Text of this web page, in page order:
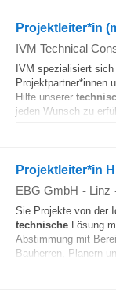
Projektleiter*in
IVM Technical
IVM spezialisiert
Projektpartner*innen
Hilfe unserer
jeden Wunsch zu
Projektleiter*in
EBG GmbH - Linz
Sie Projekte von der
technische Lösung
Abstimmung mit
Bauherren, Planern